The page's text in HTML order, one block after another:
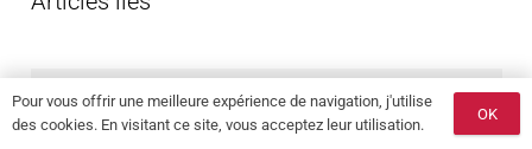
Aucun résultat.
Pour vous offrir une meilleure expérience de navigation, j'utilise
des cookies. En visitant ce site, vous acceptez leur utilisation.
OK